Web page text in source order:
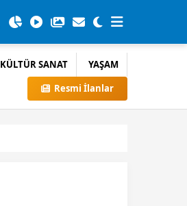
KÜLTÜR SANAT
YAŞAM
Resmi İlanlar